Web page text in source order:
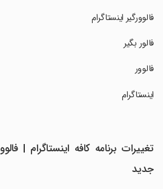
‏فالوورگیر اینستاگرام
‏فالور بگیر
‏فالوور
‏اینستاگرام
تغییرات برنامه کافه اینستاگرام |
جدید